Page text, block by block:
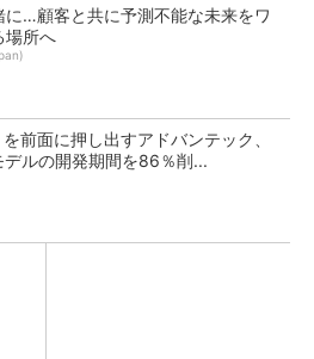
に…顧客と共に予測不能な未来をワ
場所へ
を前面に押し出すアドバンテック、
デルの開発期間を86％削...